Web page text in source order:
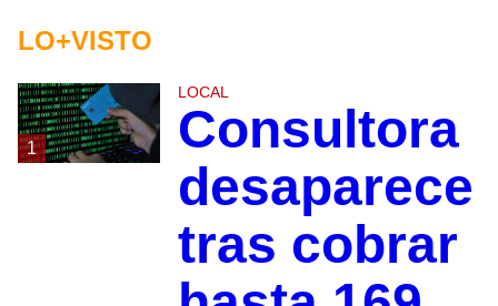
LO+VISTO
1
LOCAL
Consultora
desaparece
tras cobrar